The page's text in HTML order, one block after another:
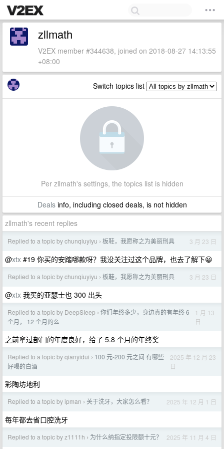
zllmath
V2EX member #344638, joined on 2018-08-27 14:13:55
+08:00
Switch topics list
Per zllmath's settings, the topics list is hidden
Dealsinfo, including closed deals, is not hidden
zllmath's recent replies
Replied to a topic by chunqiuyiyu › 板鞋，我愿称之为美丽刑具 3 月 23 日
@xtx #19 你买的安踏哪款呀？我没关注过这个品牌，也去了解下😀
Replied to a topic by chunqiuyiyu › 板鞋，我愿称之为美丽刑具 3 月 23 日
@xtx 我买的亚瑟士也 300 出头
Replied to a topic by DeepSIeep › 你们年终多少，身边真的有年终 6
个月， 12 个月的么
1 月 13
日
之前拿过部门的年度良好，给了 5.8 个月的年终奖
Replied to a topic by qianyidui › 100 元-200 元之间 有哪些
好喝的白酒
2025 年 12 月 23
日
彩陶坊地利
Replied to a topic by ipman › 关于洗牙，大家怎么看？ 2025 年 12 月 1 日
每年都去省口腔洗牙
Replied to a topic by z1111h › 为什么纳指定投限额十元？ 2025 年 11 月 4 日